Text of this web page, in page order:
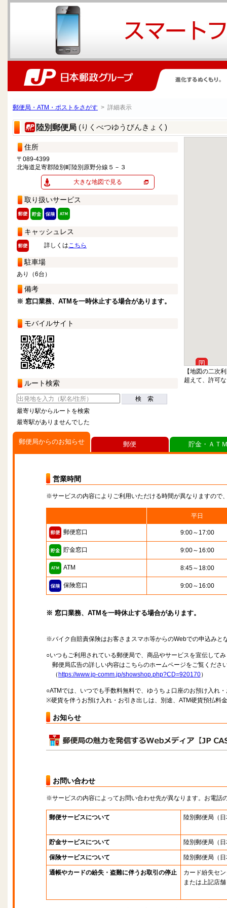
郵便局・ATM・ポストをさがす > 詳細表示
陸別郵便局 (りくべつゆうびんきょく)
住所
〒089-4399
北海道足寄郡陸別町陸別原野分線５－３
大きな地図で見る
取り扱いサービス
キャッシュレス
詳しくはこちら
駐車場
あり（6台）
備考
※ 窓口業務、ATMを一時休止する場合があります。
モバイルサイト
ルート検索
検 索
最寄り駅からルートを検索
最寄駅がありませんでした
【地図の二次
超えて、許可
郵便局からのお知らせ
営業時間
※サービスの内容によりご利用いただける時間が異なりますので
平日
郵便窓口 9:00～17:00
貯金窓口 9:00～16:00
ATM 8:45～18:00
保険窓口 9:00～16:00
※ 窓口業務、ATMを一時休止する場合があります。
※バイク自賠責保険はお客さまスマホ等からのWebでの申込みと
○いつもご利用されている郵便局で、商品やサービスを宣伝して
郵便局広告の詳しい内容はこちらのホームページをご覧くださ
（ https://www.jp-comm.jp/showshop.php?CD=920170）
○ATMでは、いつでも手数料無料で、ゆうちょ口座のお預け入れ
※硬貨を伴うお預け入れ・お引き出しは、別途、ATM硬貨預払料
お知らせ
お問い合わせ
※サービスの内容によってお問い合わせ先が異なります。お電話
郵便サービスについて 陸別郵便局 （
貯金サービスについて 陸別郵便局 （
保険サービスについて 陸別郵便局 （
通帳やカードの紛失・盗難に伴うお取引の停止
カード紛失セ
または上記店舗
郵便 貯金・ＡＴ